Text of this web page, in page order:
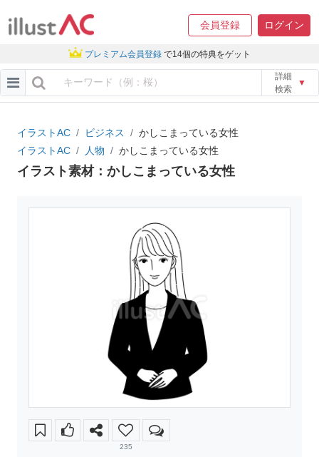
会員登録 ログイン
プレミアム会員登録 で14個の特典をゲット
詳細
検索
▼
イラストAC ビジネス
かしこまっている女性
イラストAC
人物 かしこまっている女性
イラスト素材：かしこまっている女性
235